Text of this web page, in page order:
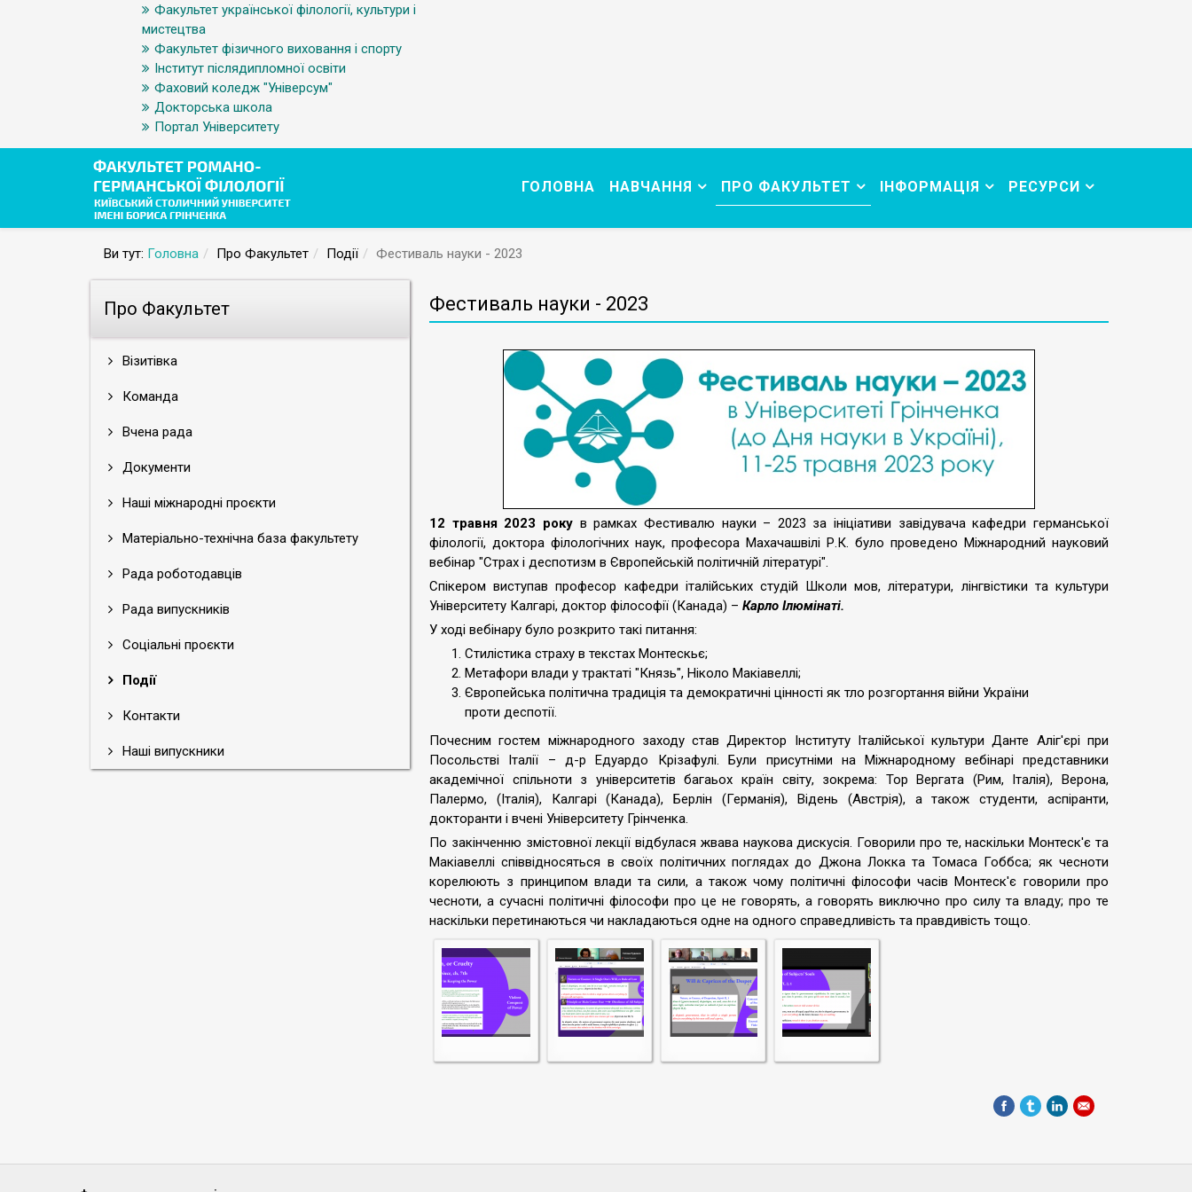
Факультет української філології, культури і
мистецтва
Факультет фізичного виховання і спорту
Інститут післядипломної освіти
Фаховий коледж "Універсум"
Докторська школа
Портал Університету
ГОЛОВНА НАВЧАННЯ ПРО ФАКУЛЬТЕТ ІНФОРМАЦІЯ РЕСУРСИ
Ви тут: Головна Про Факультет Події Фестиваль науки - 2023
Про Факультет
Візитівка
Команда
Вчена рада
Документи
Наші міжнародні проєкти
Матеріально-технічна база факультету
Рада роботодавців
Рада випускників
Соціальні проєкти
Події
Контакти
Наші випускники
Фестиваль науки - 2023
12 травня 2023 рокув рамках Фестивалю науки – 2023 за ініціативи завідувача кафедри германської
філології, доктора філологічних наук, професора Махачашвілі Р.К. було проведено Міжнародний науковий
вебінар "Страх і деспотизм в Європейській політичній літературі".
Спікером виступав професор кафедри італійських студій Школи мов, літератури, лінгвістики та культури
Університету Калгарі, доктор філософії (Канада) – Карло Ілюмінаті.
У ході вебінару було розкрито такі питання:
Стилістика страху в текстах Монтескьє;
Метафори влади у трактаті "Князь", Ніколо Макіавеллі;
Європейська політична традиція та демократичні цінності як тло розгортання війни України
проти деспотії.
Почесним гостем міжнародного заходу став Директор Інституту Італійської культури Данте Аліг'єрі при
Посольстві Італії – д-р Едуардо Крізафулі. Були присутніми на Міжнародному вебінарі представники
академічної спільноти з університетів багаьох країн світу, зокрема: Тор Вергата (Рим, Італія), Верона,
Палермо, (Італія), Калгарі (Канада), Берлін (Германія), Відень (Австрія), а також студенти, аспіранти,
докторанти і вчені Університету Грінченка.
По закінченню змістовної лекції відбулася жвава наукова дискусія. Говорили про те, наскільки Монтеск'є та
Макіавеллі співвідносяться в своїх політичних поглядах до Джона Локка та Томаса Гоббса; як чесноти
корелюють з принципом влади та сили, а також чому політичні філософи часів Монтеск'є говорили про
чесноти, а сучасні політичні філософи про це не говорять, а говорять виключно про силу та владу; про те
наскільки перетинаються чи накладаються одне на одного справедливість та правдивість тощо.